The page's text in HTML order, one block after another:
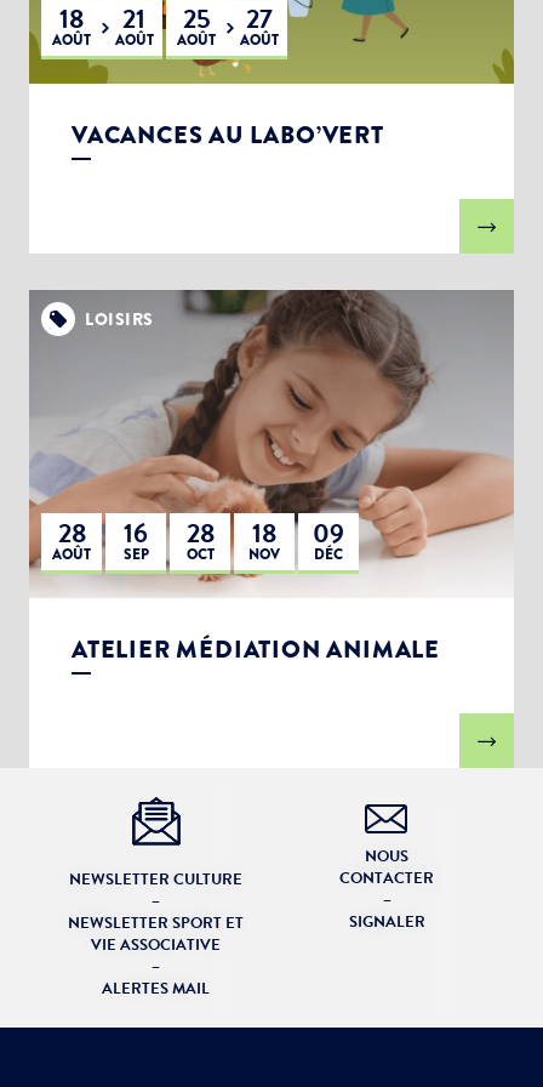
18
AOÛT
21
AOÛT
25
AOÛT
27
AOÛT
VACANCES AU LABO’VERT
LOISIRS
28
AOÛT
16
SEP
28
OCT
18
NOV
09
DÉC
ATELIER MÉDIATION ANIMALE
NEWSLETTER CULTURE
–
NEWSLETTER SPORT ET
VIE ASSOCIATIVE
–
ALERTES MAIL
NOUS
CONTACTER
–
SIGNALER